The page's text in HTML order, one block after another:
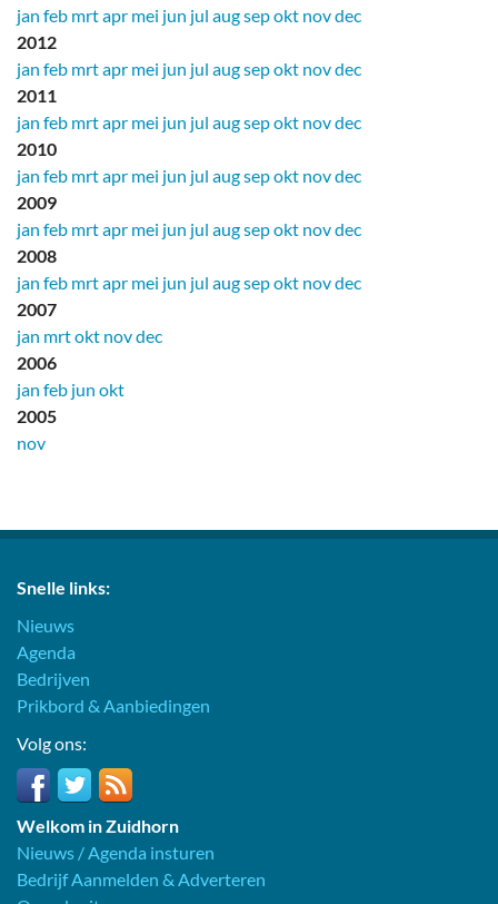
jan feb mrtapr mei jun jul augsepokt novdec
2012
jan feb mrtapr mei jun jul augsepokt novdec
2011
jan feb mrtapr mei jun jul augsepokt novdec
2010
jan feb mrtapr mei jun jul augsepokt novdec
2009
jan feb mrtapr mei jun jul augsepokt novdec
2008
jan feb mrtapr mei jun jul augsepokt novdec
2007
jan mrtokt novdec
2006
jan feb jun okt
2005
nov
Snelle links:
Nieuws
Agenda
Bedrijven
Prikbord & Aanbiedingen
Volg ons:
Welkom in Zuidhorn
Nieuws / Agenda insturen
Bedrijf Aanmelden & Adverteren